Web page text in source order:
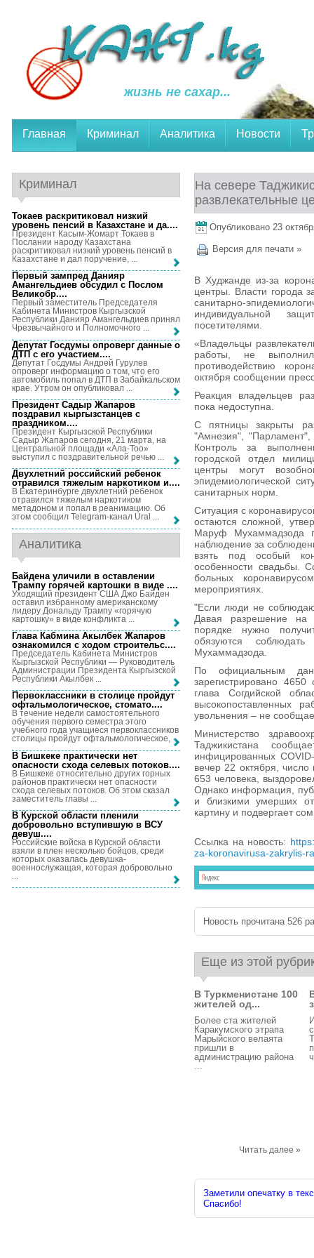
жизнь не сахар...
Главная Криминал Аналитика Новости
На севере
развлекательные
Опубликовано 23
Версия для печати »
В Худжанде из-за
центры. Власти города
санитарно-
индивидуальной
посетителями.
«Владельцы
работы, не
противодействию
октября сообщении
Реакция владельцев
пока недоступна.
С пятницы закрыты
"Амнезия",
Контроль за
городской отдел
центры могут
эпидемиологической
санитарных норм.
Ситуация с
остаются сложной,
Маруф Мухаммадзода
наблюдение за
взять под особый
особенности свадьбы.
больных
мероприятиях.
"Если люди не
Давая разрешение на
порядке нужно
обязуются
Мухаммадзода.
По официальным
зарегистрировано
глава Согдийской
высокопоставленных
увольнения – не
Министерство
Таджикистана
инфицированных
вечер 22 октября,
653 человека,
Однако информация,
и близкими умерших
картину и подвергает
Ссылка на новость:
za-koronavirusa-zakrylis-
Новость прочитана 526
Еще из этой
В Туркменистане 100
жителей од...
Более ста жителей
Каракумского этрапа
Марыйского велаята
пришли в
администрацию района
...
Читать далее »
Заметили опечатку в
Спасибо!
Криминал
Токаев раскритиковал низкий
уровень пенсий в Казахстане и да....
Президент Касым-Жомарт Токаев в
Послании народу Казахстана
раскритиковал низкий уровень пенсий в
Казахстане и дал поручение, ...
Первый зампред Данияр
Амангельдиев обсудил с Послом
Великобр....
Первый заместитель Председателя
Кабинета Министров Кыргызской
Республики Данияр Амангельдиев принял
Чрезвычайного и Полномочного ...
Депутат Госдумы опроверг данные о
ДТП с его участием....
Депутат Госдумы Андрей Гурулев
опроверг информацию о том, что его
автомобиль попал в ДТП в Забайкальском
крае. Утром он опубликовал ...
Президент Садыр Жапаров
поздравил кыргызстанцев с
праздником....
Президент Кыргызской Республики
Садыр Жапаров сегодня, 21 марта, на
Центральной площади «Ала-Тоо»
выступил с поздравительной речью ...
Двухлетний российский ребенок
отравился тяжелым наркотиком и....
В Екатеринбурге двухлетний ребенок
отравился тяжелым наркотиком
метадоном и попал в реанимацию. Об
этом сообщил Telegram-канал Ural ...
Аналитика
Байдена уличили в оставлении
Трампу горячей картошки в виде ....
Уходящий президент США Джо Байден
оставил избранному американскому
лидеру Дональду Трампу «горячую
картошку» в виде конфликта ...
Глава Кабмина Акылбек Жапаров
ознакомился с ходом строительс....
Председатель Кабинета Министров
Кыргызской Республики — Руководитель
Администрации Президента Кыргызской
Республики Акылбек ...
Первоклассники в столице пройдут
офтальмологическое, стомато....
В течение недели самостоятельного
обучения первого семестра этого
учебного года учащиеся первоклассников
столицы пройдут офтальмологическое, ...
В Бишкеке практически нет
опасности схода селевых потоков....
В Бишкеке относительно других горных
районов практически нет опасности
схода селевых потоков. Об этом сказал
заместитель главы ...
В Курской области пленили
добровольно вступившую в ВСУ
девуш....
Российские войска в Курской области
взяли в плен несколько бойцов, среди
которых оказалась девушка-
военнослужащая, которая добровольно
...